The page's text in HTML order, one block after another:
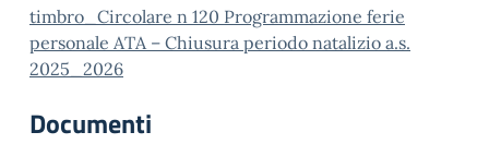
timbro_Circolare n 120 Programmazione ferie
personale ATA – Chiusura periodo natalizio a.s.
2025_2026
Documenti